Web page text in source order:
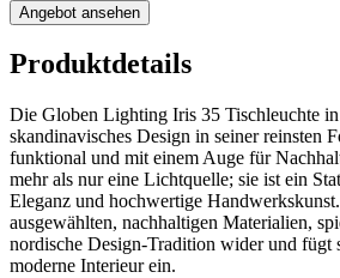
Angebot ansehen
Produktdetails
Die Globen Lighting Iris 35 Tischleuchte
skandinavisches Design in seiner reinsten
funktional und mit einem Auge für
mehr als nur eine Lichtquelle; sie ist ein
Eleganz und hochwertige
ausgewählten, nachhaltigen Materialien,
nordische Design-Tradition wider und fügt
moderne Interieur ein.